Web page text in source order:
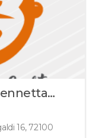
16, 72100